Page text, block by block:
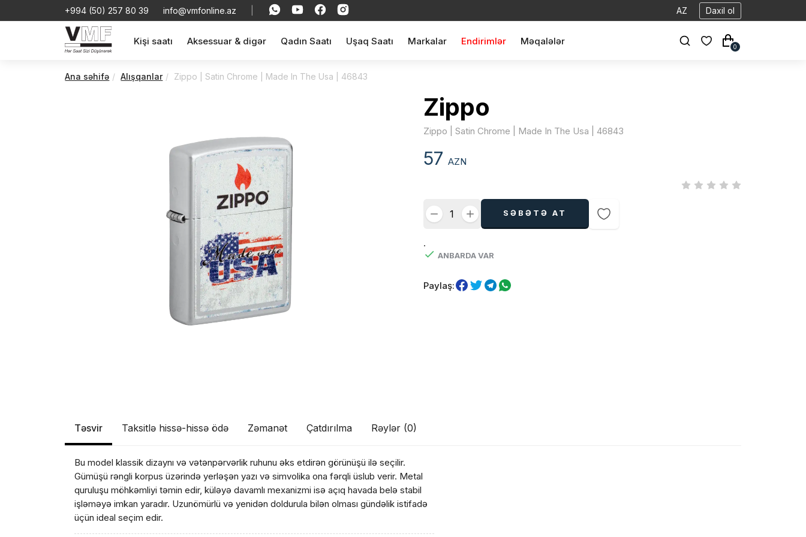
+994 (50) 257 80 39 info@vmfonline.az AZ Daxil ol
Kişi saatı Aksessuar & digər Qadın Saatı Uşaq Saatı Markalar Endirimlər Məqalələr
0
Ana səhifə Alışqanlar Zippo | Satin Chrome | Made In The Usa | 46843
Zippo
Zippo | Satin Chrome | Made In The Usa | 46843
57 AZN
SƏBƏTƏ AT
.
ANBARDA VAR
Paylaş:
Təsvir Taksitlə hissə-hissə ödə Zəmanət Çatdırılma Rəylər (0)
Bu model klassik dizaynı və vətənpərvərlik ruhunu əks etdirən görünüşü ilə seçilir.
Gümüşü rəngli korpus üzərində yerləşən yazı və simvolika ona fərqli üslub verir. Metal
quruluşu möhkəmliyi təmin edir, küləyə davamlı mexanizmi isə açıq havada belə stabil
işləməyə imkan yaradır. Uzunömürlü və yenidən doldurula bilən olması gündəlik istifadə
üçün ideal seçim edir.
Məhsul(lar) səbətə əlavə edildi